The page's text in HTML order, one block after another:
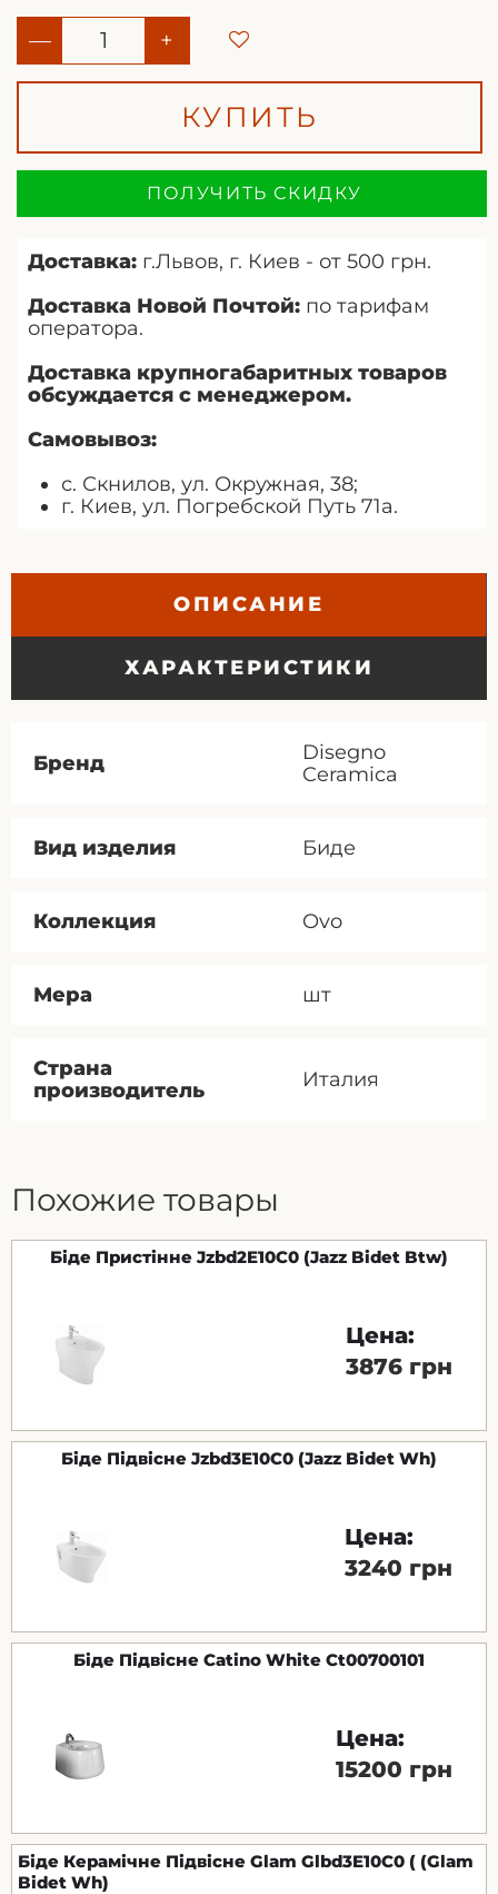
— +
КУПИТЬ
ПОЛУЧИТЬ СКИДКУ
Доставка: г.Львов, г. Киев - от 500 грн.
Доставка Новой Почтой: по тарифам
оператора.
Доставка крупногабаритных товаров
обсуждается с менеджером.
Самовывоз:
с. Скнилов, ул. Окружная, 38;
г. Киев, ул. Погребской Путь 71а.
ОПИСАНИЕ
ХАРАКТЕРИСТИКИ
Бренд
Disegno
Ceramica
Вид изделия Биде
Коллекция Ovo
Мера шт
Страна
производитель
Италия
Похожие товары
Біде Пристінне Jzbd2E10С0 (Jazz Bidet Btw)
Цена:
3876 грн
Біде Підвісне Jzbd3E10С0 (Jazz Bidet Wh)
Цена:
3240 грн
Біде Підвісне Catino White Ct00700101
Цена:
15200 грн
Біде Керамічне Підвісне Glam Glbd3E10C0 ( (Glam
Bidet Wh)